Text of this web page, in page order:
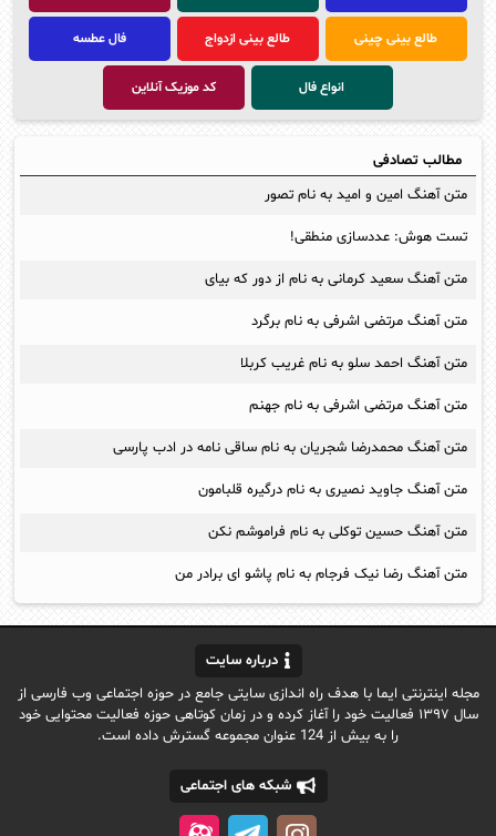
طالع بینی چینی طالع بینی ازدواج فال عطسه
انواع فال کد موزیک آنلاین
مطالب تصادفی
متن آهنگ امین و امید به نام تصور
تست هوش: عددسازی منطقی!
متن آهنگ سعید کرمانی به نام از دور که بیای
متن آهنگ مرتضی اشرفی به نام برگرد
متن آهنگ احمد سلو به نام غریب کربلا
متن آهنگ مرتضی اشرفی به نام جهنم
متن آهنگ محمدرضا شجريان به نام ساقی نامه در ادب پارسی
متن آهنگ جاوید نصیری به نام درگیره قلبامون
متن آهنگ حسین توکلی به نام فراموشم نکن
متن آهنگ رضا نیک فرجام به نام پاشو ای برادر من
درباره سایت
مجله اینترنتی ایما با هدف راه اندازی سایتی جامع در حوزه اجتماعی وب فارسی از
سال ۱۳۹۷ فعالیت خود را آغاز کرده و در زمان کوتاهی حوزه فعالیت محتوایی خود
را به بیش از 124 عنوان مجموعه گسترش داده است.
شبکه های اجتماعی